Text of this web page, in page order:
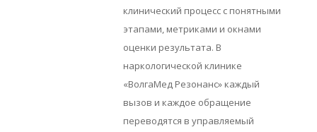
клинический процесс с понятными
этапами, метриками и окнами
оценки результата. В
наркологической клинике
«ВолгаМед Резонанс» каждый
вызов и каждое обращение
переводятся в управляемый